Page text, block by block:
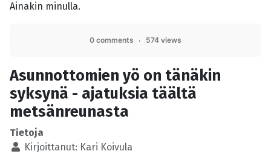
Ainakin minulla.
0 comments 574 views
Asunnottomien yö on tänäkin
syksynä - ajatuksia täältä
metsänreunasta
Tietoja
Kirjoittanut: Kari Koivula